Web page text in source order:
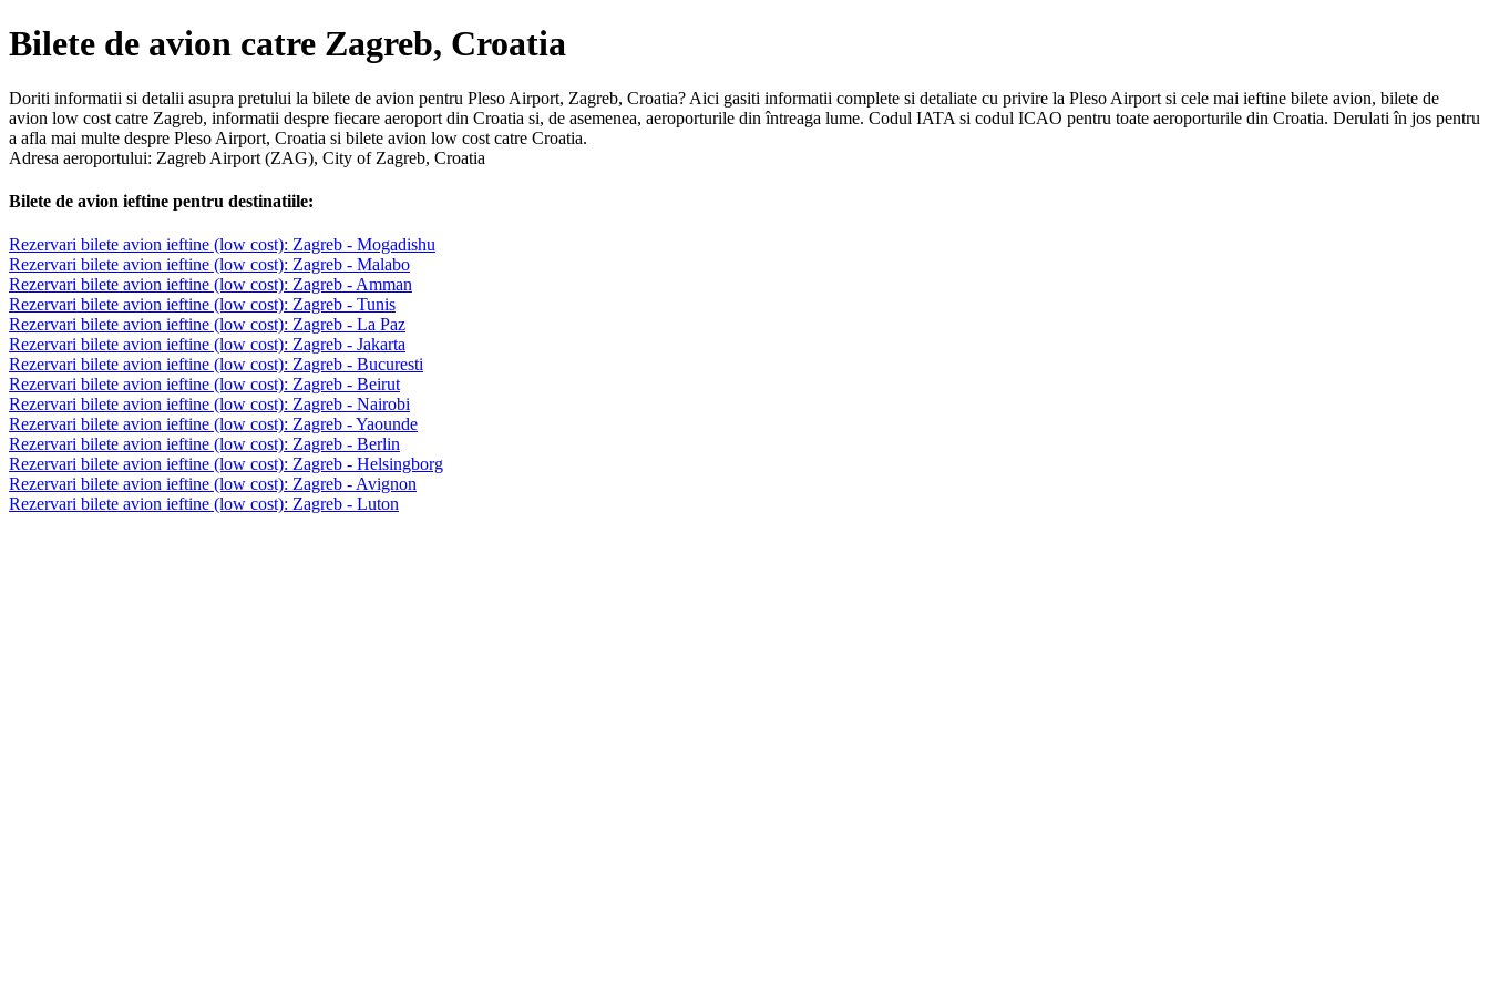
Bilete de avion catre Zagreb, Croatia
Doriti informatii si detalii asupra pretului la bilete de avion pentru Pleso Airport, Zagreb, Croatia? Aici gasiti informatii complete si detaliate cu privire la Pleso Airport si cele mai ieftine bilete avion, bilete de
avion low cost catre Zagreb, informatii despre fiecare aeroport din Croatia si, de asemenea, aeroporturile din întreaga lume. Codul IATA si codul ICAO pentru toate aeroporturile din Croatia. Derulati în jos pentru
a afla mai multe despre Pleso Airport, Croatia si bilete avion low cost catre Croatia.
Adresa aeroportului: Zagreb Airport (ZAG), City of Zagreb, Croatia
Bilete de avion ieftine pentru destinatiile:
Rezervari bilete avion ieftine (low cost): Zagreb - Mogadishu
Rezervari bilete avion ieftine (low cost): Zagreb - Malabo
Rezervari bilete avion ieftine (low cost): Zagreb - Amman
Rezervari bilete avion ieftine (low cost): Zagreb - Tunis
Rezervari bilete avion ieftine (low cost): Zagreb - La Paz
Rezervari bilete avion ieftine (low cost): Zagreb - Jakarta
Rezervari bilete avion ieftine (low cost): Zagreb - Bucuresti
Rezervari bilete avion ieftine (low cost): Zagreb - Beirut
Rezervari bilete avion ieftine (low cost): Zagreb - Nairobi
Rezervari bilete avion ieftine (low cost): Zagreb - Yaounde
Rezervari bilete avion ieftine (low cost): Zagreb - Berlin
Rezervari bilete avion ieftine (low cost): Zagreb - Helsingborg
Rezervari bilete avion ieftine (low cost): Zagreb - Avignon
Rezervari bilete avion ieftine (low cost): Zagreb - Luton